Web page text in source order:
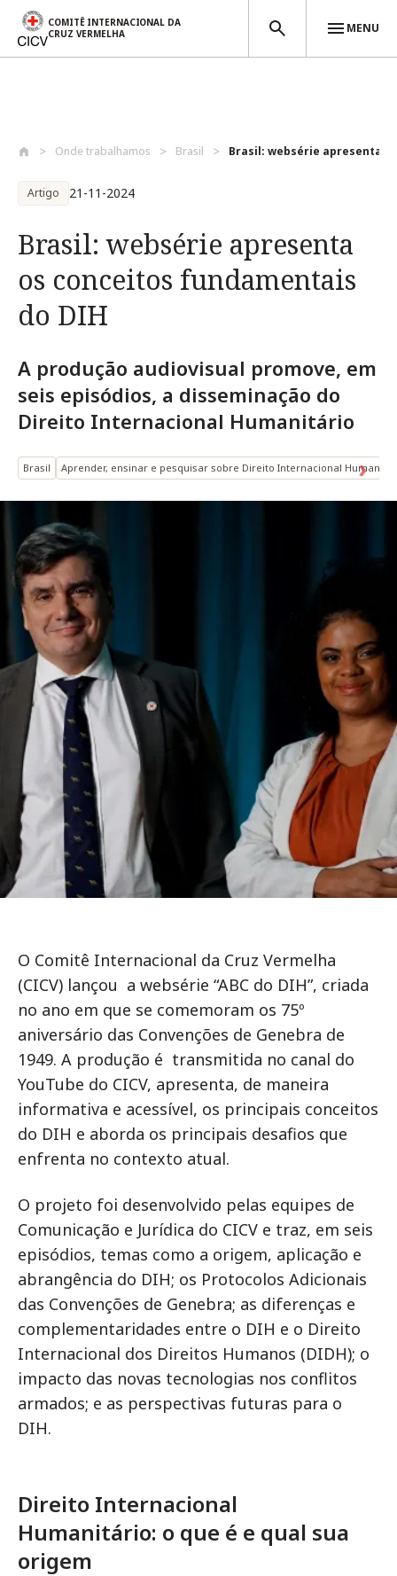
COMITÊ INTERNACIONAL DA
CRUZ VERMELHA
MENU
Onde trabalhamos Brasil Brasil: websérie apresenta
Artigo 21-11-2024
Brasil: websérie apresenta
os conceitos fundamentais
do DIH
A produção audiovisual promove, em
seis episódios, a disseminação do
Direito Internacional Humanitário
Brasil Aprender, ensinar e pesquisar sobre Direito Internacional
O Comitê Internacional da Cruz Vermelha
(CICV) lançou a websérie “ABC do DIH”, criada
no ano em que se comemoram os 75º
aniversário das Convenções de Genebra de
1949. A produção é transmitida no canal do
YouTube do CICV, apresenta, de maneira
informativa e acessível, os principais conceitos
do DIH e aborda os principais desafios que
enfrenta no contexto atual.
O projeto foi desenvolvido pelas equipes de
Comunicação e Jurídica do CICV e traz, em seis
episódios, temas como a origem, aplicação e
abrangência do DIH; os Protocolos Adicionais
das Convenções de Genebra; as diferenças e
complementaridades entre o DIH e o Direito
Internacional dos Direitos Humanos (DIDH); o
impacto das novas tecnologias nos conflitos
armados; e as perspectivas futuras para o
DIH.
Direito Internacional
Humanitário: o que é e qual sua
origem